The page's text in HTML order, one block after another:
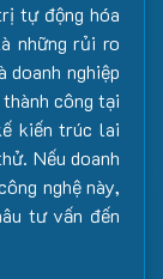
tự động hóa
những rủi ro
nghiệp
công tại
kiến trúc lai
Nếu doanh
nghệ này,
tư vấn đến